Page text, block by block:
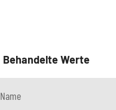
Behandelte Werte
Name